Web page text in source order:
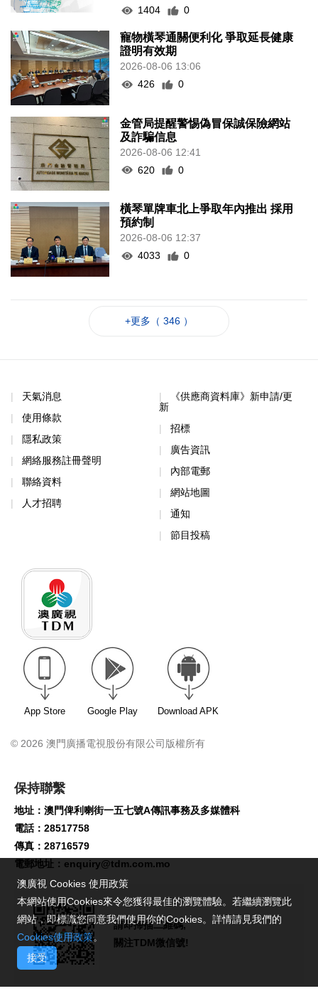
1404
0
寵物橫琴通關便利化 爭取延長健康
證明有效期
2026-08-06 13:06
426
0
金管局提醒警惕偽冒保誠保險網站
及詐騙信息
2026-08-06 12:41
620
0
橫琴單牌車北上爭取年內推出 採用
預約制
2026-08-06 12:37
4033
0
+更多（ 346 ）
天氣消息
使用條款
隱私政策
網絡服務註冊聲明
聯絡資料
人才招聘
《供應商資料庫》新申請/更
新
招標
廣告資訊
內部電郵
網站地圖
通知
節目投稿
App Store Google Play Download APK
© 2026 澳門廣播電視股份有限公司版權所有
保持聯繫
地址：澳門俾利喇街一五七號A傳訊事務及多媒體科
電話：28517758
傳真：28716579
電郵地址： enquiry@tdm.com.mo
請即掃描二維碼,
關注TDM微信號!
澳廣視 Cookies 使用政策
本網站使用Cookies來令您獲得最佳的瀏覽體驗。若繼續瀏覽此
網站，即標識您同意我們使用你的Cookies。詳情請見我們的
Cookies使用政策。
接受